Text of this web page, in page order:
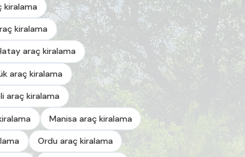
kiralama
kiralama
araç kiralama
araç kiralama
araç kiralama
Manisa araç kiralama
Ordu araç kiralama